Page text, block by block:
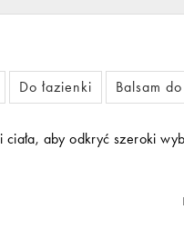
Do łazienki Balsam
aby odkryć